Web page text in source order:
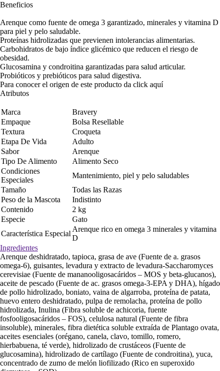
Beneficios
Arenque como fuente de omega 3 garantizado, minerales y vitamina D
para piel y pelo saludable.
Proteínas hidrolizadas que previenen intolerancias alimentarias.
Carbohidratos de bajo índice glicémico que reducen el riesgo de
obesidad.
Glucosamina y condroitina garantizadas para salud articular.
Probióticos y prebióticos para salud digestiva.
Para conocer el origen de este producto da click aquí
Atributos
Marca
Bravery
Empaque
Bolsa Resellable
Textura
Croqueta
Etapa De Vida
Adulto
Sabor
Arenque
Tipo De Alimento
Alimento Seco
Condiciones
Especiales
Mantenimiento, piel y pelo saludables
Tamaño
Todas las Razas
Peso de la Mascota
Indistinto
Contenido
2 kg
Especie
Gato
Característica Especial
Arenque rico en omega 3 minerales y vitamina
D
Ingredientes
Arenque deshidratado, tapioca, grasa de ave (Fuente de a. grasos
omega-6), guisantes, levadura y extracto de levadura-Saccharomyces
cerevisiae (Fuente de mananooligosacáridos – MOS y beta-glucanos),
aceite de pescado (Fuente de ac. grasos omega-3-EPA y DHA), hígado
de pollo hidrolizado, boniato, vaina de algarroba, proteína de patata,
huevo entero deshidratado, pulpa de remolacha, proteína de pollo
hidrolizada, Inulina (Fibra soluble de achicoria, fuente
fosfooligosacáridos – FOS), celulosa natural (Fuente de fibra
insoluble), minerales, fibra dietética soluble extraída de Plantago ovata,
aceites esenciales (orégano, canela, clavo, tomillo, romero,
hierbabuena, té verde), hidrolizado de crustáceos (Fuente de
glucosamina), hidrolizado de cartílago (Fuente de condroitina), yuca,
concentrado de zumo de melón liofilizado (Rico en superoxido